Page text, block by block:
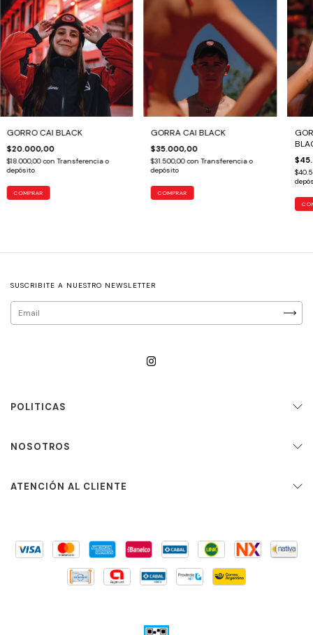
GORRO CAI BLACK
$20.000,00
$18.000,00con Transferencia o
depósito
GORRA CAI BLACK
$35.000,00
$31.500,00con Transferencia o
depósito
SUSCRIBITE A NUESTRO NEWSLETTER
POLITICAS
NOSOTROS
ATENCIÓN AL CLIENTE